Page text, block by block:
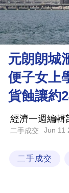
元朗朗城
便子女上
貨蝕讓約
經濟一週編輯
二手成交 Jun 11
二手成交